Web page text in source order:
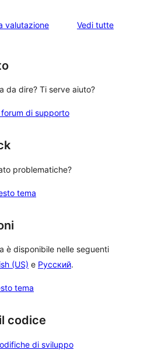
valutazione Vedi tuttele
da dire? Ti serve aiuto?
di supporto
problematiche?
tema
è disponibile nelle seguenti
(US) e Русский.
tema
codice
di sviluppo